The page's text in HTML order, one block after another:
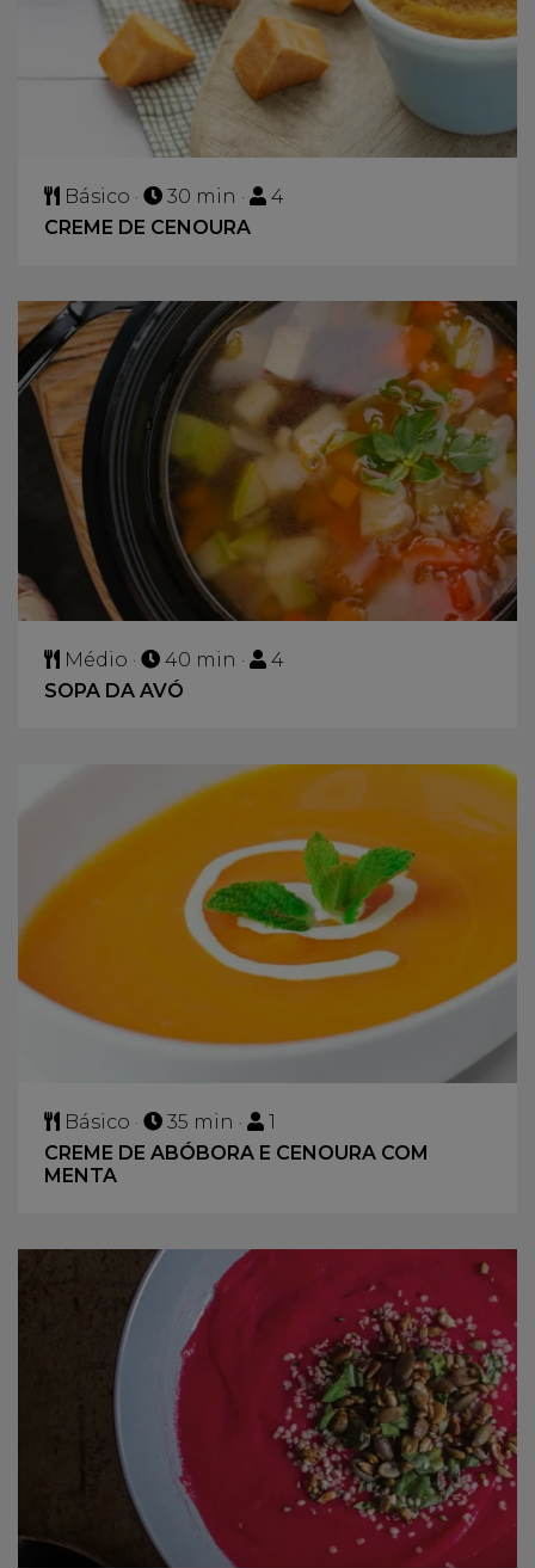
Básico · 30 min ·
4
CREME DE CENOURA
Médio · 40 min ·
4
SOPA DA AVÓ
Básico · 35 min ·
1
CREME DE ABÓBORA E CENOURA COM
MENTA